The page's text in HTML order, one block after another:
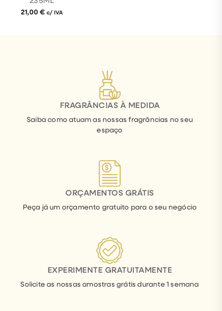
21,00€ c/ IVA
FRAGRÂNCIAS À MEDIDA
Saiba como atuam as nossas fragrâncias no seu
espaço
ORÇAMENTOS GRÁTIS
Peça já um orçamento gratuito para o seu negócio
EXPERIMENTE GRATUITAMENTE
Solicite as nossas amostras grátis durante 1 semana